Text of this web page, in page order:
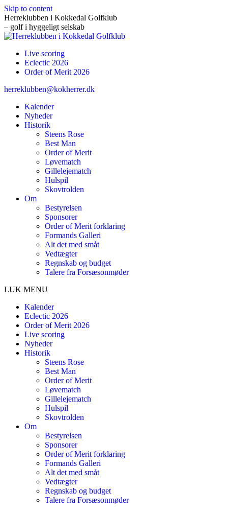
Skip to content
Herreklubben i Kokkedal Golfklub
– golf i hyggeligt selskab
Live scoring
Eclectic 2026
Order of Merit 2026
herreklubben@kokherrer.dk
Kalender
Nyheder
Historik
Steens Rose
Best Man
Order of Merit
Løvematch
Gillelejematch
Hulspil
Skovtrolden
Om
Bestyrelsen
Sponsorer
Order of Merit forklaring
Formands Galleri
Alt det med småt
Vedtægter
Regnskab og budget
Talere fra Forsæsonmøder
LUK MENU
Kalender
Eclectic 2026
Order of Merit 2026
Live scoring
Nyheder
Historik
Steens Rose
Best Man
Order of Merit
Løvematch
Gillelejematch
Hulspil
Skovtrolden
Om
Bestyrelsen
Sponsorer
Order of Merit forklaring
Formands Galleri
Alt det med småt
Vedtægter
Regnskab og budget
Talere fra Forsæsonmøder